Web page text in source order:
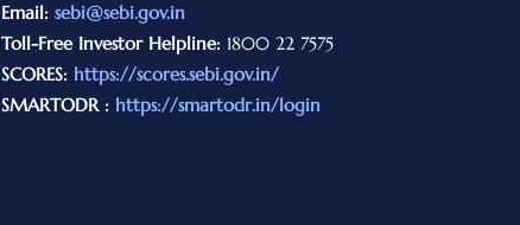
Email: sebi@sebi.gov.in
Toll-Free Investor Helpline:1800 22 7575
SCORES: https://scores.sebi.gov.in/
SMARTODR : https://smartodr.in/login